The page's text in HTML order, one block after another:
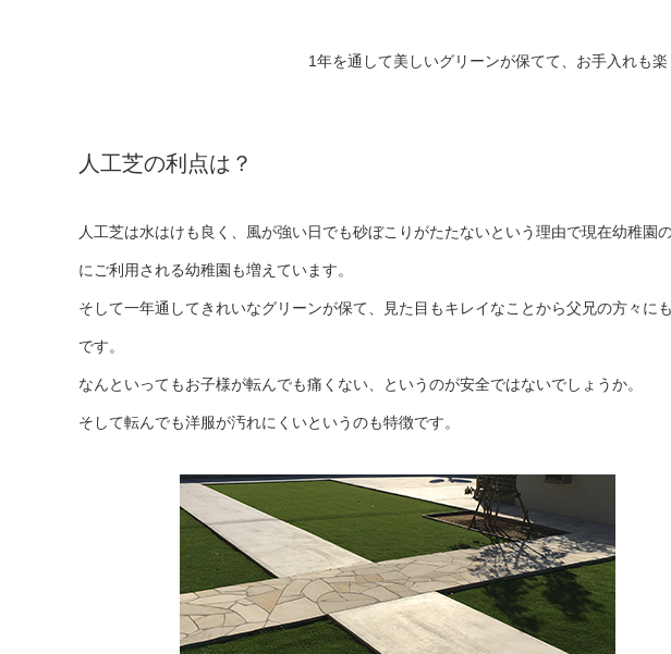
1年を通して美しいグリーンが保てて、お手入れも
人工芝の利点は？
人工芝は水はけも良く、風が強い日でも砂ぼこりがたたないという理由で現在幼稚園
にご利用される幼稚園も増えています。
そして一年通してきれいなグリーンが保て、見た目もキレイなことから父兄の方々に
です。
なんといってもお子様が転んでも痛くない、というのが安全ではないでしょうか。
そして転んでも洋服が汚れにくいというのも特徴です。